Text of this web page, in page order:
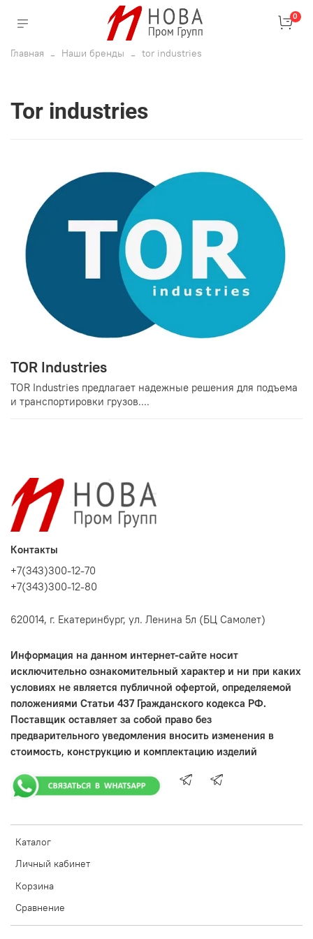
0
Главная Наши бренды tor industries
tor industries
TOR Industries
TOR Industries предлагает надежные решения для подъема
и транспортировки грузов....
Каталог
Личный кабинет
Корзина
Сравнение
Контакты
+7(343)300-12-70
+7(343)300-12-80
620014, г. Екатеринбург, ул. Ленина 5л (БЦ Самолет)
Информация на данном интернет-сайте носит
исключительно ознакомительный характер и ни при каких
условиях не является публичной офертой, определяемой
положениями Статьи 437 Гражданского кодекса РФ.
Поставщик оставляет за собой право без
предварительного уведомления вносить изменения в
стоимость, конструкцию и комплектацию изделий